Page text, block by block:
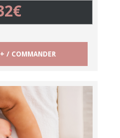
/ COMMANDER